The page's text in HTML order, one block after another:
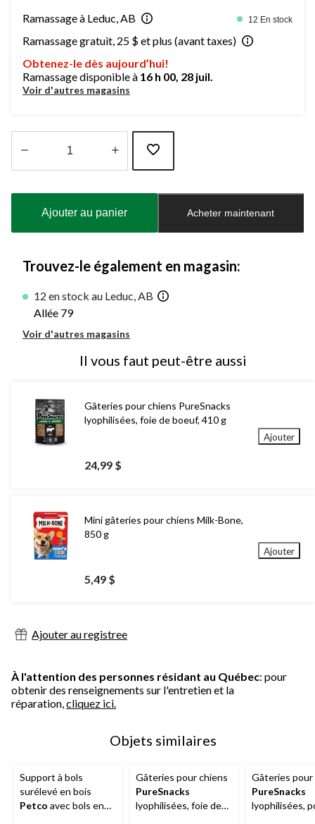
Ramassage à Leduc, AB 12 En stock
Ramassage gratuit, 25 $ et plus (avant taxes)
Obtenez-le dès aujourd’hui!
Ramassage disponible à 16 h 00, 28 juil.
Voir d'autres magasins
à
Ajouter au panier Acheter maintenant
Trouvez-le également en magasin:
12 en stock au Leduc, AB
Allée 79
Voir d'autres magasins
Il vous faut peut-être aussi
Gâteries pour chiens PureSnacks
lyophilisées, foie de boeuf, 410 g
24,99 $
Ajouter
Mini gâteries pour chiens Milk-Bone,
850 g
5,49 $
Ajouter
Ajouter au registree
À l'attention des personnes résidant au Québec: pour
obtenir des renseignements sur l'entretien et la
réparation,cliquez ici.
Objets similaires
Support à bols
surélevé en bois
Petco avec bols en
Gâteries pour chiens
PureSnacks
lyophilisées, foie de
Gâteries pour
PureSnacks
lyophilisées,